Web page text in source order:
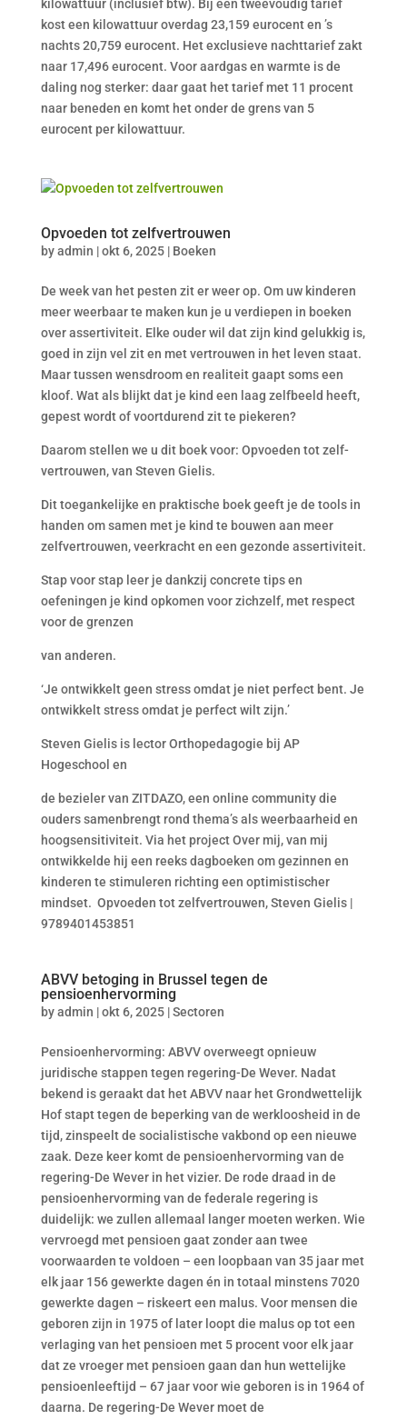
kilowattuur (inclusief btw). Bij een tweevoudig tarief
kost een kilowattuur overdag 23,159 eurocent en ’s
nachts 20,759 eurocent. Het exclusieve nachttarief zakt
naar 17,496 eurocent. Voor aardgas en warmte is de
daling nog sterker: daar gaat het tarief met 11 procent
naar beneden en komt het onder de grens van 5
eurocent per kilowattuur.
Opvoeden tot zelfvertrouwen
byadmin |okt 6, 2025| Boeken
De week van het pesten zit er weer op. Om uw kinderen
meer weerbaar te maken kun je u verdiepen in boeken
over assertiviteit. Elke ouder wil dat zijn kind gelukkig is,
goed in zijn vel zit en met vertrouwen in het leven staat.
Maar tussen wensdroom en realiteit gaapt soms een
kloof. Wat als blijkt dat je kind een laag zelfbeeld heeft,
gepest wordt of voortdurend zit te piekeren?
Daarom stellen we u dit boek voor: Opvoeden tot zelf-
vertrouwen, van Steven Gielis.
Dit toegankelijke en praktische boek geeft je de tools in
handen om samen met je kind te bouwen aan meer
zelfvertrouwen, veerkracht en een gezonde assertiviteit.
Stap voor stap leer je dankzij concrete tips en
oefeningen je kind opkomen voor zichzelf, met respect
voor de grenzen
van anderen.
‘Je ontwikkelt geen stress omdat je niet perfect bent. Je
ontwikkelt stress omdat je perfect wilt zijn.’
Steven Gielis is lector Orthopedagogie bij AP
Hogeschool en
de bezieler van ZITDAZO, een online community die
ouders samenbrengt rond thema’s als weerbaarheid en
hoogsensitiviteit. Via het project Over mij, van mij
ontwikkelde hij een reeks dagboeken om gezinnen en
kinderen te stimuleren richting een optimistischer
mindset. Opvoeden tot zelfvertrouwen, Steven Gielis |
9789401453851
ABVV betoging in Brussel tegen de
pensioenhervorming
byadmin |okt 6, 2025|Sectoren
Pensioenhervorming: ABVV overweegt opnieuw
juridische stappen tegen regering-De Wever. Nadat
bekend is geraakt dat het ABVV naar het Grondwettelijk
Hof stapt tegen de beperking van de werkloosheid in de
tijd, zinspeelt de socialistische vakbond op een nieuwe
zaak. Deze keer komt de pensioenhervorming van de
regering-De Wever in het vizier. De rode draad in de
pensioenhervorming van de federale regering is
duidelijk: we zullen allemaal langer moeten werken. Wie
vervroegd met pensioen gaat zonder aan twee
voorwaarden te voldoen – een loopbaan van 35 jaar met
elk jaar 156 gewerkte dagen én in totaal minstens 7020
gewerkte dagen – riskeert een malus. Voor mensen die
geboren zijn in 1975 of later loopt die malus op tot een
verlaging van het pensioen met 5 procent voor elk jaar
dat ze vroeger met pensioen gaan dan hun wettelijke
pensioenleeftijd – 67 jaar voor wie geboren is in 1964 of
daarna. De regering-De Wever moet de